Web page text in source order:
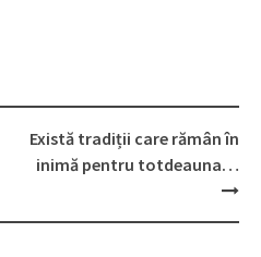
Există tradiții care rămân în
inimă pentru totdeauna…